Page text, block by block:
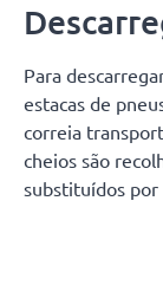
Para
estacas de
correia
cheios são
substituídos por